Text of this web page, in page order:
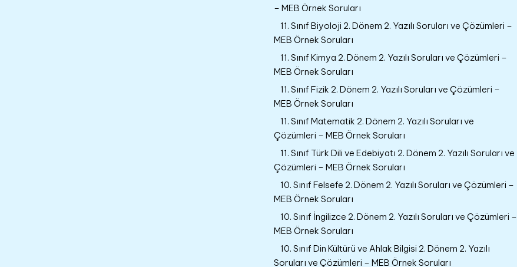
– MEB Örnek Soruları
11. Sınıf Biyoloji 2. Dönem 2. Yazılı Soruları ve Çözümleri –
MEB Örnek Soruları
11. Sınıf Kimya 2. Dönem 2. Yazılı Soruları ve Çözümleri –
MEB Örnek Soruları
11. Sınıf Fizik 2. Dönem 2. Yazılı Soruları ve Çözümleri –
MEB Örnek Soruları
11. Sınıf Matematik 2. Dönem 2. Yazılı Soruları ve
Çözümleri – MEB Örnek Soruları
11. Sınıf Türk Dili ve Edebiyatı 2. Dönem 2. Yazılı Soruları ve
Çözümleri – MEB Örnek Soruları
10. Sınıf Felsefe 2. Dönem 2. Yazılı Soruları ve Çözümleri –
MEB Örnek Soruları
10. Sınıf İngilizce 2. Dönem 2. Yazılı Soruları ve Çözümleri –
MEB Örnek Soruları
10. Sınıf Din Kültürü ve Ahlak Bilgisi 2. Dönem 2. Yazılı
Soruları ve Çözümleri – MEB Örnek Soruları